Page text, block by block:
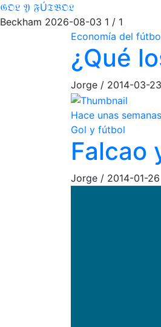
𝔊𝔒𝔏 𝔜 𝔉Ú𝔗𝔅𝔒𝔏
Beckham 2026-08-03 1 / 1
Economía del
¿Qué
Jorge / 2014-03-23
Hace unas
Gol y fútbol
Falcao
Jorge / 2014-01-26